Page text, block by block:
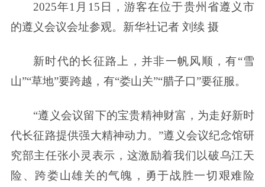
2025年1月15日，游客在位于贵州省遵义市
的遵义会议会址参观。新华社记者 刘续 摄
新时代的长征路上，并非一帆风顺，有“雪
山”“草地”要跨越，有“娄山关”“腊子口”要征服。
“遵义会议留下的宝贵精神财富，为走好新时
代长征路提供强大精神动力。”遵义会议纪念馆研
究部主任张小灵表示，这激励着我们以破乌江天
险、跨娄山雄关的气魄，勇于战胜一切艰难险